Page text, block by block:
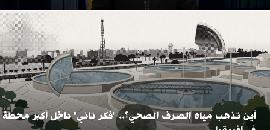
أين تذهب مياه الصرف الصحي؟.. "فكر تاني" داخل أكبر محطة